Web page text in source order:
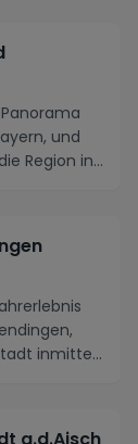
und
Region in...
inmitte...
a.d.Aisch